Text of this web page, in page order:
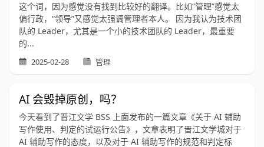
这个词，因为感觉没有找到比较好的翻译。比如“管理”感觉太
偏行政，“领导”又感觉太强调管理者本人。 因为我认为技术团
队的 Leader，尤其是一个小的技术团队的 Leader，最重要
的...
2025-02-28 管理
AI 会毁掉原创，吗？
今天看到了晋江文学 BSS 上面发布的一篇文章《关于 AI 辅助
写作使用、判定的试运行公告》，文章表明了晋江文学城对于
AI 辅助写作的态度，以及对于 AI 辅助写作的规范和判定标